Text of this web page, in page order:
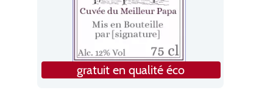
gratuit en qualité éco